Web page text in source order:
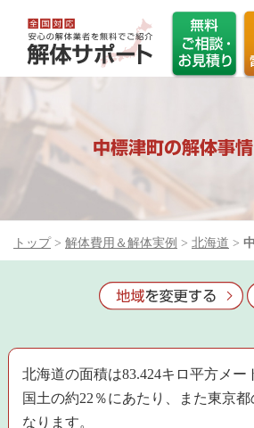
中標津町の解体事情
トップ > 解体費用＆解体実例 > 北海道 >
北海道の面積は83.424キロ平方メー
国土の約22％にあたり、また東京
なります。